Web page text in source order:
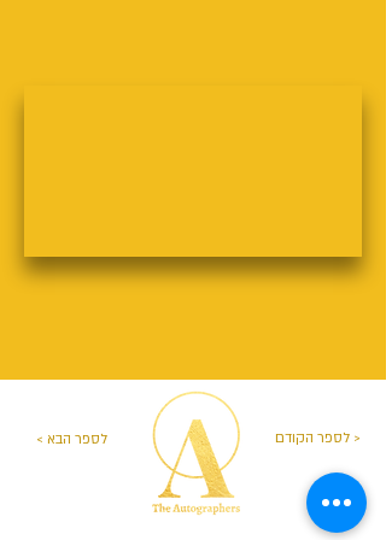
< לספר הבא לספר הקודם >